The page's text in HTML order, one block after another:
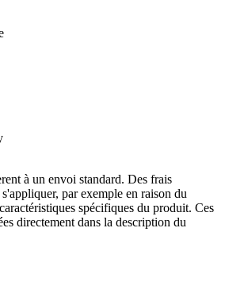
à un envoi standard. Des frais
par exemple en raison du
spécifiques du produit. Ces
directement dans la description du